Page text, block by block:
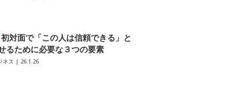
初対面で「この人は信頼できる」と
るために必要な３つの要素
ネス | 26.1.26